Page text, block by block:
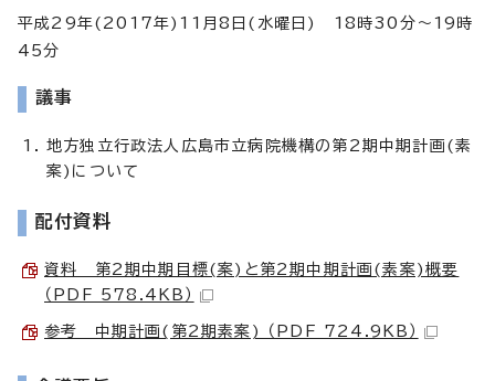
平成29年(2017年)11月8日(水曜日) 18時30分～19時
45分
議事
地方独立行政法人広島市立病院機構の第2期中期計画(素
案)について
配付資料
資料 第2期中期目標(案)と第2期中期計画(素案)概要
（PDF 578.4KB）
参考 中期計画(第2期素案) （PDF 724.9KB）